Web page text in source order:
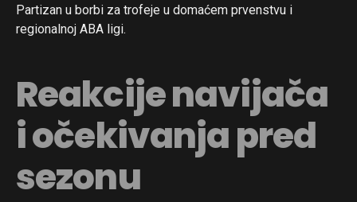
Partizan u borbi za trofeje u domaćem prvenstvu i
regionalnoj ABA ligi.
Reakcije navijača
i očekivanja pred
sezonu